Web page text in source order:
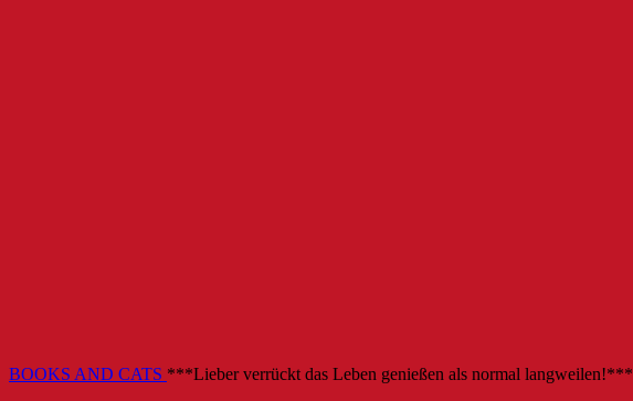
BOOKS AND CATS ***Lieber verrückt das Leben genießen als normal langweilen!***